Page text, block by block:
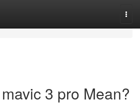
3 pro Mean?